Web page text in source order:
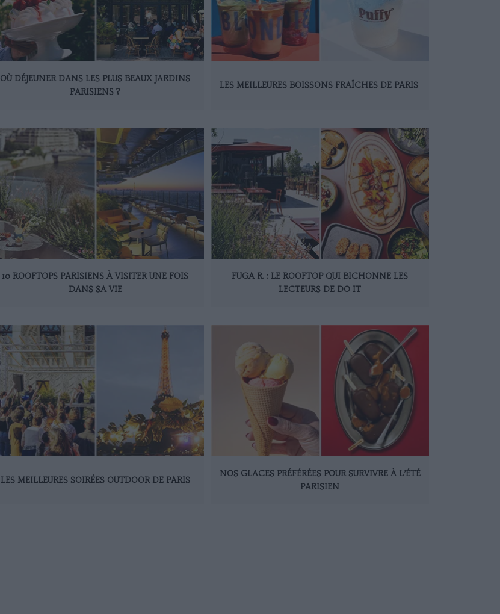
OÙ DÉJEUNER DANS LES PLUS BEAUX JARDINS
PARISIENS ?
LES MEILLEURES BOISSONS FRAÎCHES DE PARIS
10 ROOFTOPS PARISIENS À VISITER UNE FOIS
DANS SA VIE
FUGA R. : LE ROOFTOP QUI BICHONNE LES
LECTEURS DE DO IT
LES MEILLEURES SOIRÉES OUTDOOR DE PARIS
NOS GLACES PRÉFÉRÉES POUR SURVIVRE À L’ÉTÉ
PARISIEN